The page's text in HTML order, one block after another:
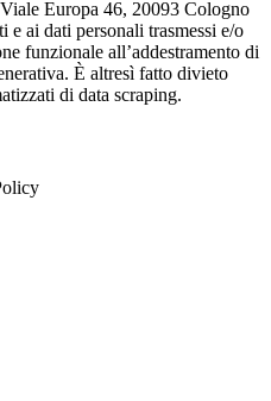
Europa 46, 20093 Cologno
e ai dati personali trasmessi e/o
funzionale all’addestramento di
È altresì fatto divieto
di data scraping.